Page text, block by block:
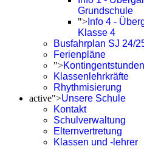
Grundschule
"> Info 4 -
Klasse 4
Busfahrplan SJ 24/
Ferienpläne
">
Klassenlehrkräfte
Rhythmisierung
active">Unsere Schule
Kontakt
Schulverwaltung
Elternvertretung
Klassen und -lehrer